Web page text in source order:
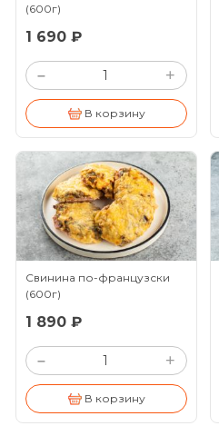
(600г)
1 690 ₽
– +
В корзину
Свинина по-французски
(600г)
1 890 ₽
– +
В корзину